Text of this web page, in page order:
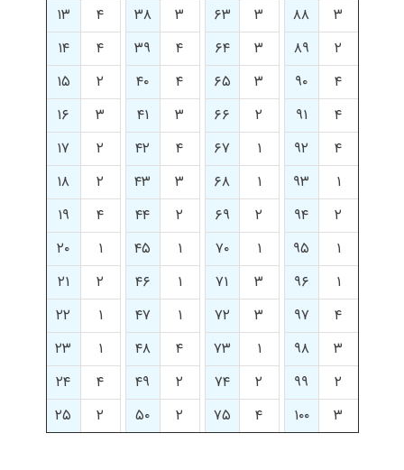
۳
۸۸ ۳ ۶۳ ۳ ۳۸ ۴
۱۳
۲
۸۹ ۳ ۶۴ ۴ ۳۹ ۴
۱۴
۴
۹۰ ۳ ۶۵ ۴ ۴۰ ۲
۱۵
۴
۹۱ ۲ ۶۶ ۳ ۴۱ ۳
۱۶
۴
۹۲ ۱ ۶۷ ۴ ۴۲ ۲
۱۷
۱
۹۳ ۱ ۶۸ ۳ ۴۳ ۲
۱۸
۲
۹۴ ۲ ۶۹ ۲ ۴۴ ۴
۱۹
۱
۹۵ ۱ ۷۰ ۱ ۴۵ ۱
۲۰
۱
۹۶ ۳ ۷۱ ۱ ۴۶ ۲
۲۱
۴
۹۷ ۳ ۷۲ ۱ ۴۷ ۱
۲۲
۳
۹۸ ۱ ۷۳ ۴ ۴۸ ۱
۲۳
۲
۹۹ ۲ ۷۴ ۲ ۴۹ ۴
۲۴
۳
۱۰۰ ۴ ۷۵ ۲ ۵۰ ۲ ۲۵